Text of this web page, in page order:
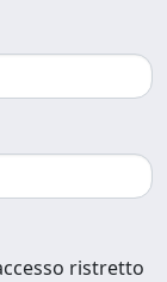
ristretto